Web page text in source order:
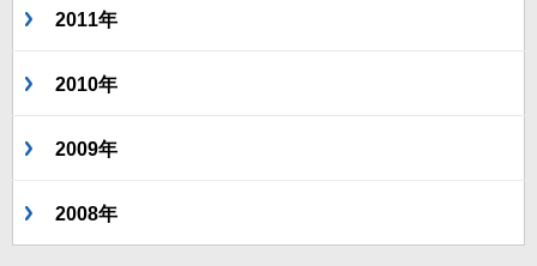
2011年
2010年
2009年
2008年